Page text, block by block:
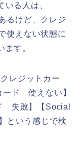
る人は、
るけど、クレジ
使えない状態に
す。
レジットカー
ード 使えない】
失敗】【Social
という感じで検